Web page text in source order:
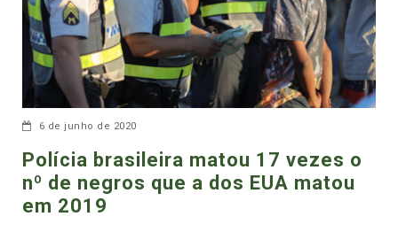
6 de junho de 2020
Polícia brasileira matou 17 vezes o
nº de negros que a dos EUA matou
em 2019